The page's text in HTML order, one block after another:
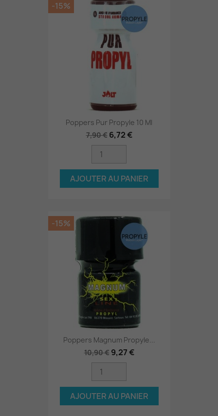
Poppers Pur Propyle 10 Ml
7,90 € 6,72 €
AJOUTER AU PANIER
-15%
Poppers Magnum Propyle...
10,90 € 9,27 €
AJOUTER AU PANIER
-15%